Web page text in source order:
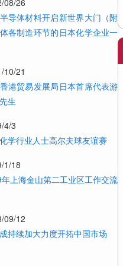
08/26
导体材料开启新世界大门（附
各制造环节的日本化学企业一
10/21
港贸易发展局日本首席代表游
生
4/3
学行业人士高尔夫球友谊赛
1/18
上海金山第二工业区工作交流
09/12
持续加大力度开拓中国市场